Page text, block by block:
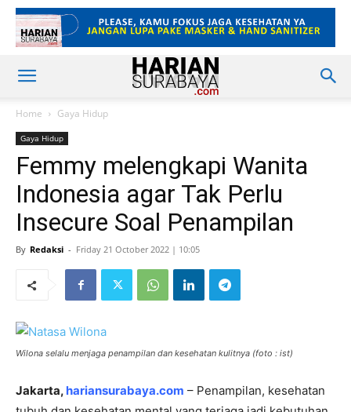
Home Gaya Hidup
Gaya Hidup
Femmy melengkapi Wanita
Indonesia agar Tak Perlu
Insecure Soal Penampilan
By Redaksi - Friday 21 October 2022 | 10:05
Wilona selalu menjaga penampilan dan kesehatan kulitnya (foto : ist)
Jakarta, hariansurabaya.com – Penampilan, kesehatan